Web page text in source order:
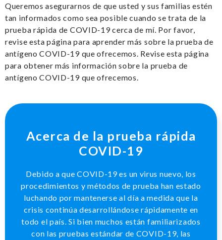
Queremos asegurarnos de que usted y sus familias estén
tan informados como sea posible cuando se trata de la
prueba rápida de COVID-19 cerca de mí. Por favor,
revise esta página para aprender más sobre la prueba de
antígeno COVID-19 que ofrecemos. Revise esta página
para obtener más información sobre la prueba de
antígeno COVID-19 que ofrecemos.
Acerca de la prueba rápida
COVID-19
Debido a que COVID-19 es un virus nuevo, los
procedimientos y métodos de prueba han estado
luchando por mantenerse al día a medida que la
crisis continúa desarrollándose rápidamente en
todo el país. Si bien muchos están familiarizados
con las pruebas estándar de COVID-19, las